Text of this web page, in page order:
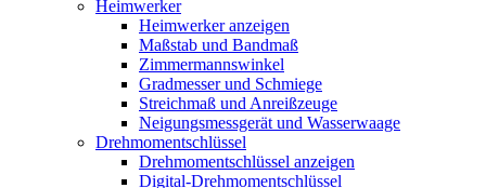
Heimwerker
Heimwerker anzeigen
Maßstab und Bandmaß
Zimmermannswinkel
Gradmesser und Schmiege
Streichmaß und Anreißzeuge
Neigungsmessgerät und Wasserwaage
Drehmomentschlüssel
Drehmomentschlüssel anzeigen
Digital-Drehmomentschlüssel